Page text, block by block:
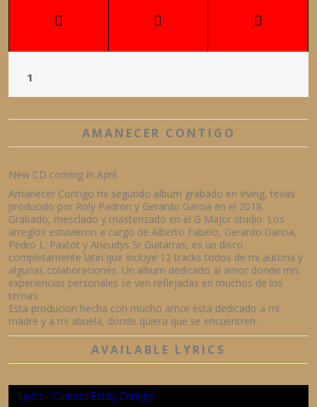
AMANECER CONTIGO
New CD coming in April
Amanecer Contigo mi segundo album grabado en Irving, texas
producido por Roly Padron y Gerardo Garcia en el 2018.
Grabado, mesclado y masterizado en el G Major studio. Los
arreglos estuvieron a cargo de Alberto Fabelo, Gerardo Garcia,
Pedro L. Paxtot y Aneudys Sr Guitarras, es un disco
completamente latin que incluye 12 tracks todos de mi autoria y
algunas colaboraciones. Un album dedicado al amor donde mis
experiencias personales se ven reflejadas en muchos de los
temas.
Esta producion hecha con mucho amor esta dedicado a mi
madre y a mi abuela, donde quiera que se encuentren.
AVAILABLE LYRICS
Lyrics - Cuando Estoy Contigo